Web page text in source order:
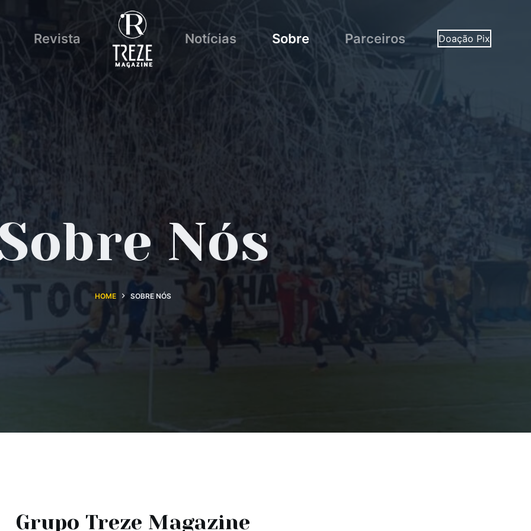
Revista Notícias Sobre Parceiros Doação Pix
Nós
HOME SOBRE NÓS
Grupo Treze Magazine